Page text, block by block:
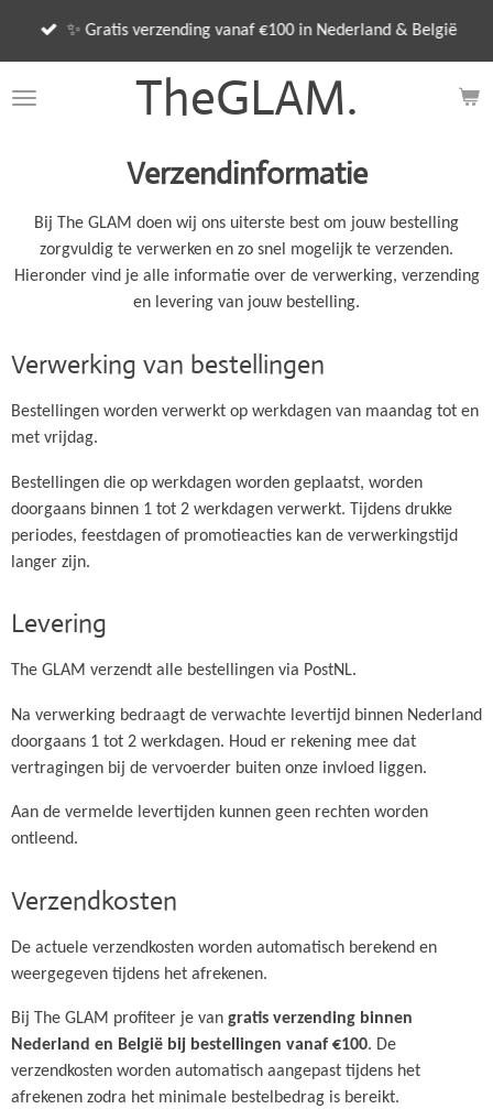
de
TheGLAM.
✨ Gratis verzending vanaf €100 in Nederland & België
Verzendinformatie
Bij The GLAM doen wij ons uiterste best om jouw bestelling
zorgvuldig te verwerken en zo snel mogelijk te verzenden.
Hieronder vind je alle informatie over de verwerking, verzending
en levering van jouw bestelling.
Verwerking van bestellingen
Bestellingen worden verwerkt op werkdagen van maandag tot en
met vrijdag.
Bestellingen die op werkdagen worden geplaatst, worden
doorgaans binnen 1 tot 2 werkdagen verwerkt. Tijdens drukke
periodes, feestdagen of promotieacties kan de verwerkingstijd
langer zijn.
Levering
The GLAM verzendt alle bestellingen via PostNL.
Na verwerking bedraagt de verwachte levertijd binnen Nederland
doorgaans 1 tot 2 werkdagen. Houd er rekening mee dat
vertragingen bij de vervoerder buiten onze invloed liggen.
Aan de vermelde levertijden kunnen geen rechten worden
ontleend.
Verzendkosten
De actuele verzendkosten worden automatisch berekend en
weergegeven tijdens het afrekenen.
Bij The GLAM profiteer je van gratis verzending binnen
Nederland en België bij bestellingen vanaf €100. De
verzendkosten worden automatisch aangepast tijdens het
afrekenen zodra het minimale bestelbedrag is bereikt.